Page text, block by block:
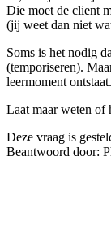
Die moet de client
(jij weet dan niet
Soms is het nodig
(temporiseren).
leermoment
Laat maar weten
Deze vraag is
Beantwoord door: